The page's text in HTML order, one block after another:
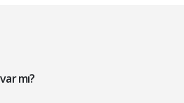
mı?